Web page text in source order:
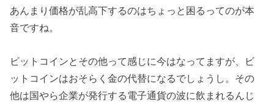
あんまり価格が乱高下するのはちょっと困るってのが本
音ですね。
ビットコインとその他って感じに今はなってますが、ビ
ットコインはおそらく金の代替になるでしょうし。その
他は国やら企業が発行する電子通貨の波に飲まれるんじ